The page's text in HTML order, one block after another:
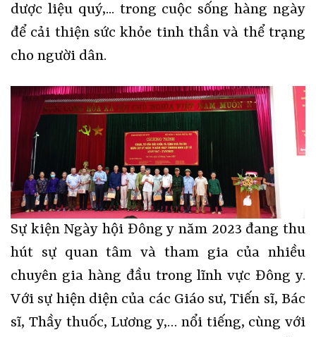
dược liệu quý,... trong cuộc sống hàng ngày
để cải thiện sức khỏe tinh thần và thể trạng
cho người dân.
Sự kiện Ngày hội Đông y năm 2023 đang thu
hút sự quan tâm và tham gia của nhiều
chuyên gia hàng đầu trong lĩnh vực Đông y.
Với sự hiện diện của các Giáo sư, Tiến sĩ, Bác
sĩ, Thầy thuốc, Lương y,… nổi tiếng, cùng với